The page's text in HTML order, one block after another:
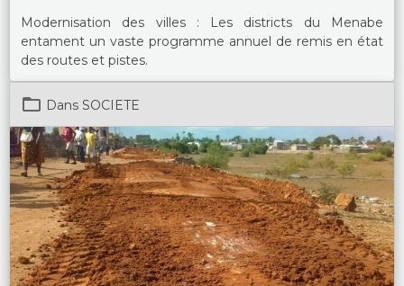
Modernisation des villes : Les districts du Menabe
entament un vaste programme annuel de remis en état
des routes et pistes.
Dans SOCIETE